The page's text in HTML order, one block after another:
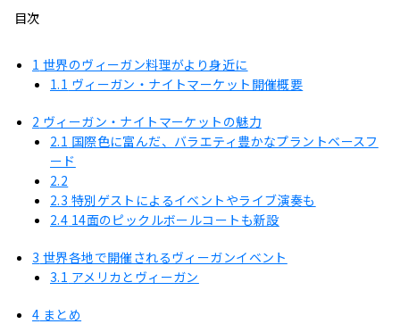
目次
1 世界のヴィーガン料理がより身近に
1.1 ヴィーガン・ナイトマーケット開催概要
2 ヴィーガン・ナイトマーケットの魅力
2.1 国際色に富んだ、バラエティ豊かなプラントベースフ
ード
2.2
2.3 特別ゲストによるイベントやライブ演奏も
2.4 14面のピックルボールコートも新設
3 世界各地で開催されるヴィーガンイベント
3.1 アメリカとヴィーガン
4 まとめ